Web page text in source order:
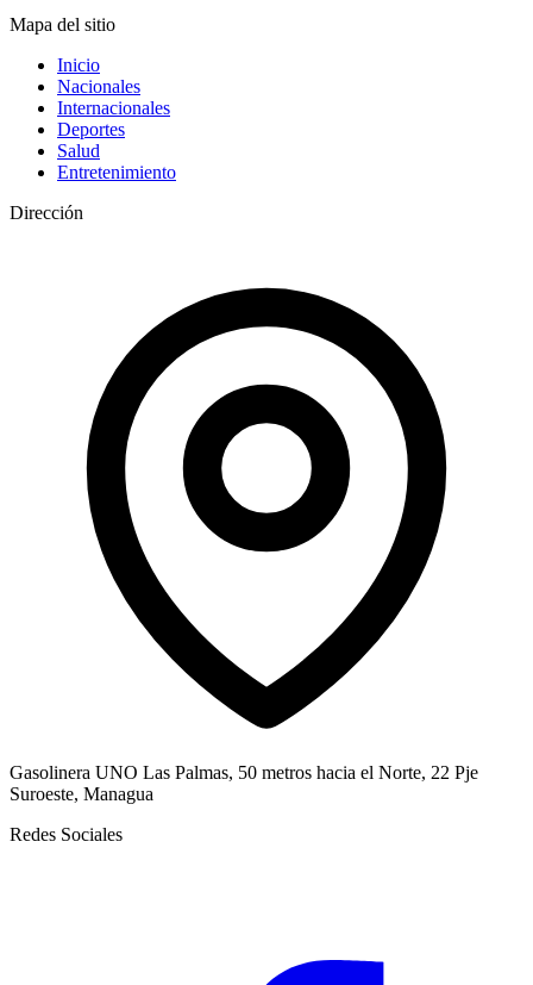
Mapa del sitio
Inicio
Nacionales
Internacionales
Deportes
Salud
Entretenimiento
Dirección
Gasolinera UNO Las Palmas, 50 metros hacia el Norte, 22 Pje
Suroeste, Managua
Redes Sociales